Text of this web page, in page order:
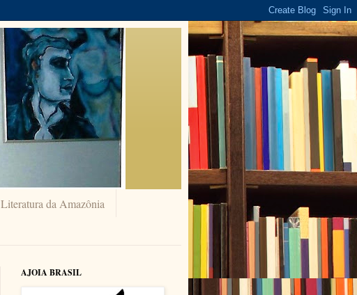
Literatura da Amazônia
AJOIA BRASIL